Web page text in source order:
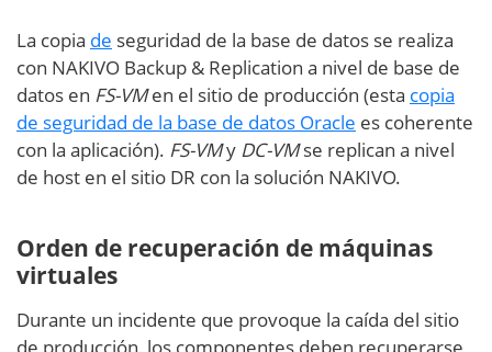
La copia de seguridad de la base de datos se realiza
con NAKIVO Backup & Replication a nivel de base de
datos en FS-VMen el sitio de producción (esta copia
de seguridad de la base de datos Oracle es coherente
con la aplicación). FS-VMy DC-VMse replican a nivel
de host en el sitio DR con la solución NAKIVO.
Orden de recuperación de máquinas
virtuales
Durante un incidente que provoque la caída del sitio